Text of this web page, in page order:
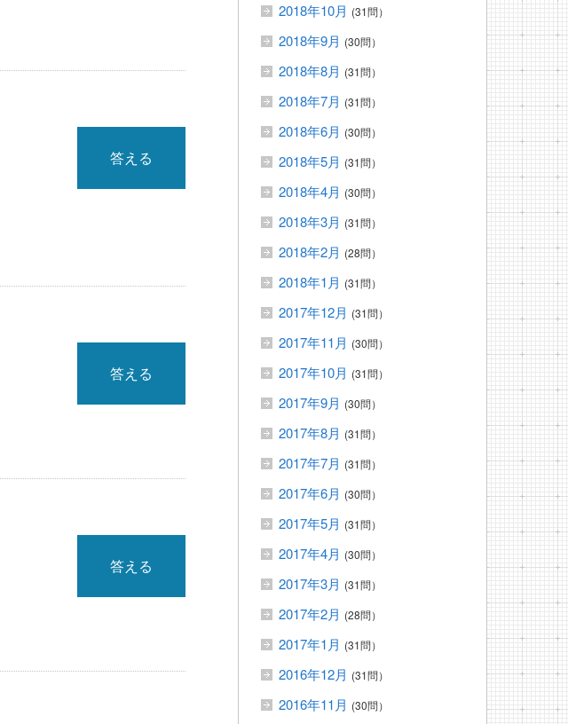
答える
答える
答える
2018年10月 (31問）
2018年9月 (30問）
2018年8月 (31問）
2018年7月 (31問）
2018年6月 (30問）
2018年5月 (31問）
2018年4月 (30問）
2018年3月 (31問）
2018年2月 (28問）
2018年1月 (31問）
2017年12月 (31問）
2017年11月 (30問）
2017年10月 (31問）
2017年9月 (30問）
2017年8月 (31問）
2017年7月 (31問）
2017年6月 (30問）
2017年5月 (31問）
2017年4月 (30問）
2017年3月 (31問）
2017年2月 (28問）
2017年1月 (31問）
2016年12月 (31問）
2016年11月 (30問）